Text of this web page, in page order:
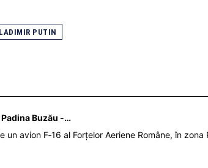
PUTIN
Buzău -…
avion F‑16 al Forțelor Aeriene Române, în zona